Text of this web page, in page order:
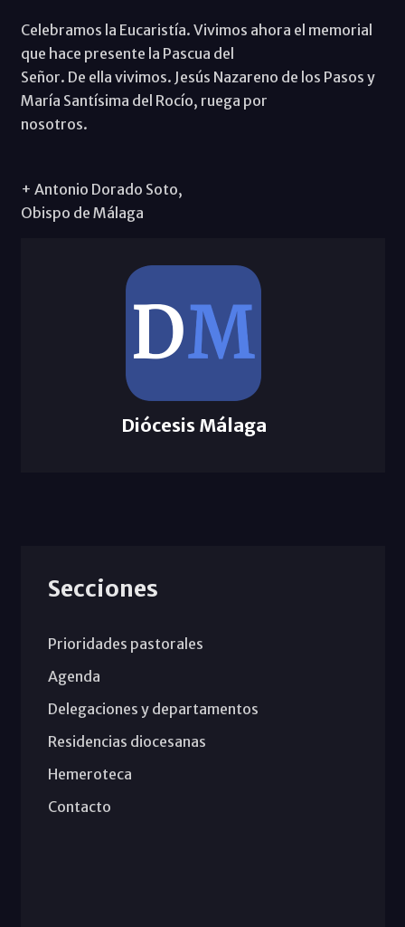
Celebramos la Eucaristía. Vivimos ahora el memorial
que hace presente la Pascua del
Señor. De ella vivimos. Jesús Nazareno de los Pasos y
María Santísima del Rocío, ruega por
nosotros.
+ Antonio Dorado Soto,
Obispo de Málaga
Diócesis Málaga
Secciones
Prioridades pastorales
Agenda
Delegaciones y departamentos
Residencias diocesanas
Hemeroteca
Contacto